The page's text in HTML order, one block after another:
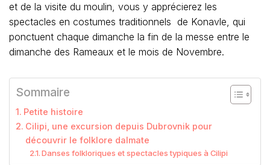
et de la visite du moulin, vous y apprécierez les
spectacles en costumes traditionnels de Konavle, qui
ponctuent chaque dimanche la fin de la messe entre le
dimanche des Rameaux et le mois de Novembre.
Sommaire
Petite histoire
Cilipi, une excursion depuis Dubrovnik pour
découvrir le folklore dalmate
Danses folkloriques et spectacles typiques à Cilipi